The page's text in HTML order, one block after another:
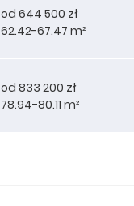
od 644 500 zł
62.42-67.47 m²
od 833 200 zł
78.94-80.11 m²